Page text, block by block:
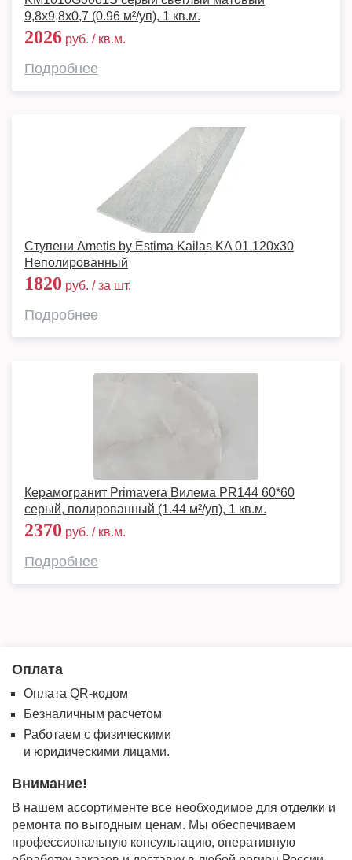
9,8x9,8x0,7 (0.96 м²/уп), 1 кв.м.
2026 руб. / кв.м.
Подробнее
Ступени Ametis by Estima Kailas KA 01 120x30
Неполированный
1820 руб. / за шт.
Подробнее
Керамогранит Primavera Вилема PR144 60*60
серый, полированный (1.44 м²/уп), 1 кв.м.
2370 руб. / кв.м.
Подробнее
Оплата
Оплата QR-кодом
Безналичным расчетом
Работаем с физическими
и юридическими лицами.
Внимание!
В нашем ассортименте все необходимое для отделки и
ремонта по выгодным ценам. Мы обеспечиваем
профессиональную консультацию, оперативную